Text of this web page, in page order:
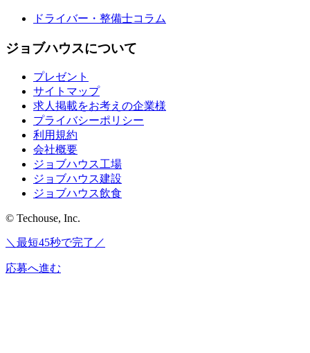
ドライバー・整備士コラム
ジョブハウスについて
プレゼント
サイトマップ
求人掲載をお考えの企業様
プライバシーポリシー
利用規約
会社概要
ジョブハウス工場
ジョブハウス建設
ジョブハウス飲食
© Techouse, Inc.
＼最短45秒で完了／
応募へ進む